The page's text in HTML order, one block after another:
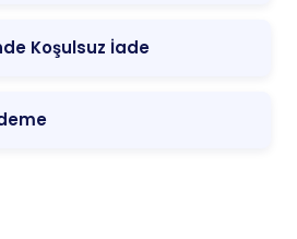
Koşulsuz İade